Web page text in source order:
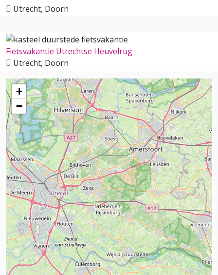
Utrecht, Doorn
Fietsvakantie Utrechtse Heuvelrug
Utrecht, Doorn
+
−